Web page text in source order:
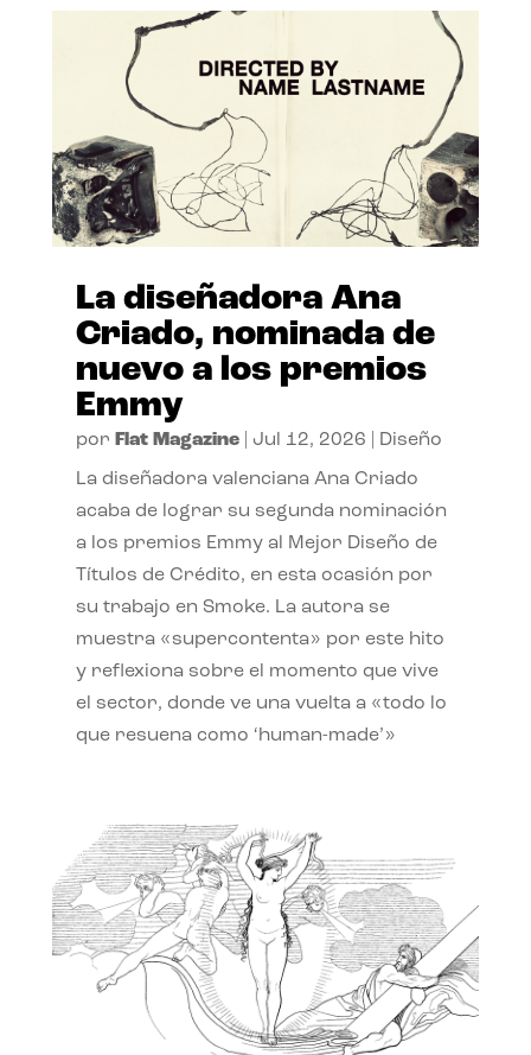
La diseñadora Ana
Criado, nominada de
nuevo a los premios
Emmy
por Flat Magazine| Jul 12, 2026 Diseño
La diseñadora valenciana Ana Criado
acaba de lograr su segunda nominación
a los premios Emmy al Mejor Diseño de
Títulos de Crédito, en esta ocasión por
su trabajo en Smoke. La autora se
muestra «supercontenta» por este hito
y reflexiona sobre el momento que vive
el sector, donde ve una vuelta a «todo lo
que resuena como ‘human-made’»